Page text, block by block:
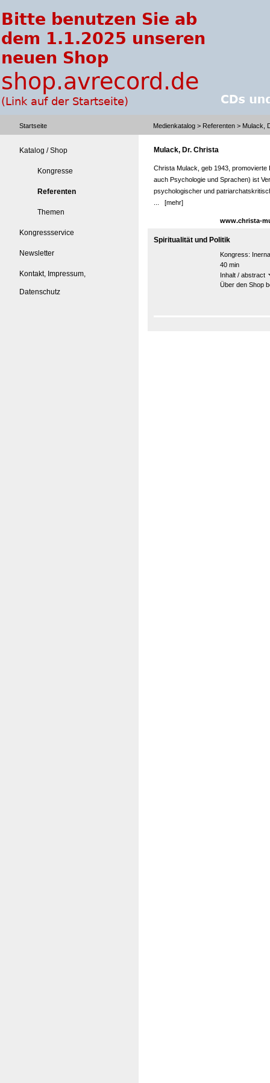
Startseite Medienkatalog > Referenten > Mulack,
Katalog / Shop
Kongresse
Referenten
Themen
Kongressservice
Newsletter
Kontakt, Impressum,
Datenschutz
Mulack, Dr. Christa
Christa Mulack, geb 1943,
auch Psychologie und Sprachen) ist
psychologischer und
[mehr]
www.christa-
Spiritualität und Politik
Kongress:
40 min
Inhalt / abstract
Über den Shop